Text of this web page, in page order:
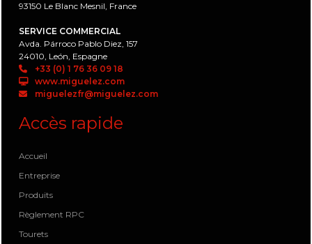
93150 Le Blanc Mesnil, France
SERVICE COMMERCIAL
Avda. Párroco Pablo Diez, 157
24010, León, Espagne
+33 (0) 1 76 36 09 18
www.miguelez.com
miguelezfr@miguelez.com
Accès rapide
Accueil
Entreprise
Produits
Règlement RPC
Tourets